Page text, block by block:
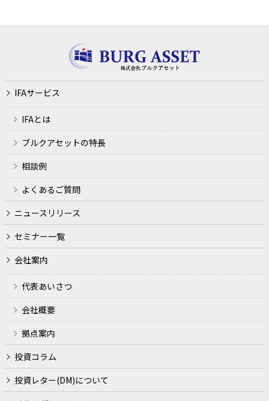
IFAサービス
IFAとは
ブルクアセットの特長
相談例
よくあるご質問
ニュースリリース
セミナー一覧
会社案内
代表あいさつ
会社概要
拠点案内
投資コラム
投資レター(DM)について